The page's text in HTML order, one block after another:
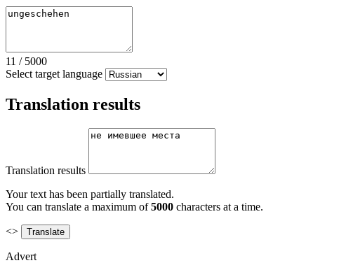
11 / 5000
Select target language
Translation results
Translation results
Your text has been partially translated.
You can translate a maximum of5000 characters at a time.
<>
Advert